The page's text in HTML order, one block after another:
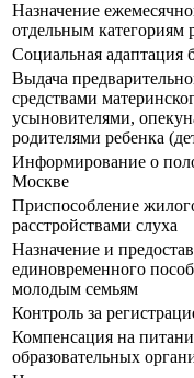
Назначение
отдельным категориям
Социальная адаптация
Выдача
средствами
усыновителями,
родителями ребенка
Информирование о
Москве
Приспособление
расстройствами слуха
Назначение и
единовременного
молодым семьям
Контроль за
Компенсация на
образовательных